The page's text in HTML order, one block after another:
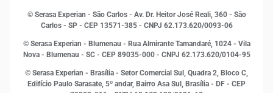
Marketing
Open Finance
Proteção de Dados
Sustentabilidade Corporativa
© Serasa Experian - São Carlos - Av. Dr. Heitor José Reali, 360 - São
Carlos - SP - CEP 13571-385 - CNPJ 62.173.620/0093-06
© Serasa Experian - Blumenau - Rua Almirante Tamandaré, 1024 - Vila
Nova - Blumenau - SC - CEP 89035-000 - CNPJ 62.173.620/0104-95
© Serasa Experian - Brasília - Setor Comercial Sul, Quadra 2, Bloco C,
Edifício Paulo Sarasate, 5º andar, Bairro Asa Sul, Brasília - DF - CEP